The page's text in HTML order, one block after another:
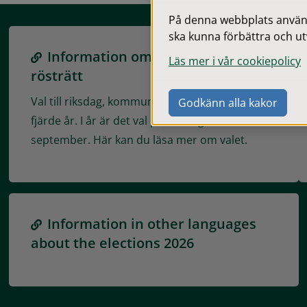
Information om valet och din
rösträtt
Val till riksdag, kommun och region hålls vart
fjärde år. I år är det val på söndagen den 13
september. Här kan du läsa mer om valet.
Information in other languages
about the elections 2026
På denna webbplats
ska kunna förbättra och
Läs mer i vår cookiepolicy
Godkänn alla kakor